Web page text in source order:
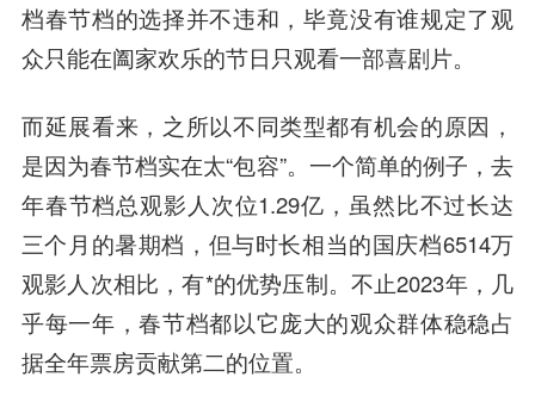
档春节档的选择并不违和，毕竟没有谁规定了观
众只能在阖家欢乐的节日只观看一部喜剧片。
而延展看来，之所以不同类型都有机会的原因，
是因为春节档实在太“包容”。一个简单的例子，去
年春节档总观影人次位1.29亿，虽然比不过长达
三个月的暑期档，但与时长相当的国庆档6514万
观影人次相比，有*的优势压制。不止2023年，几
乎每一年，春节档都以它庞大的观众群体稳稳占
据全年票房贡献第二的位置。